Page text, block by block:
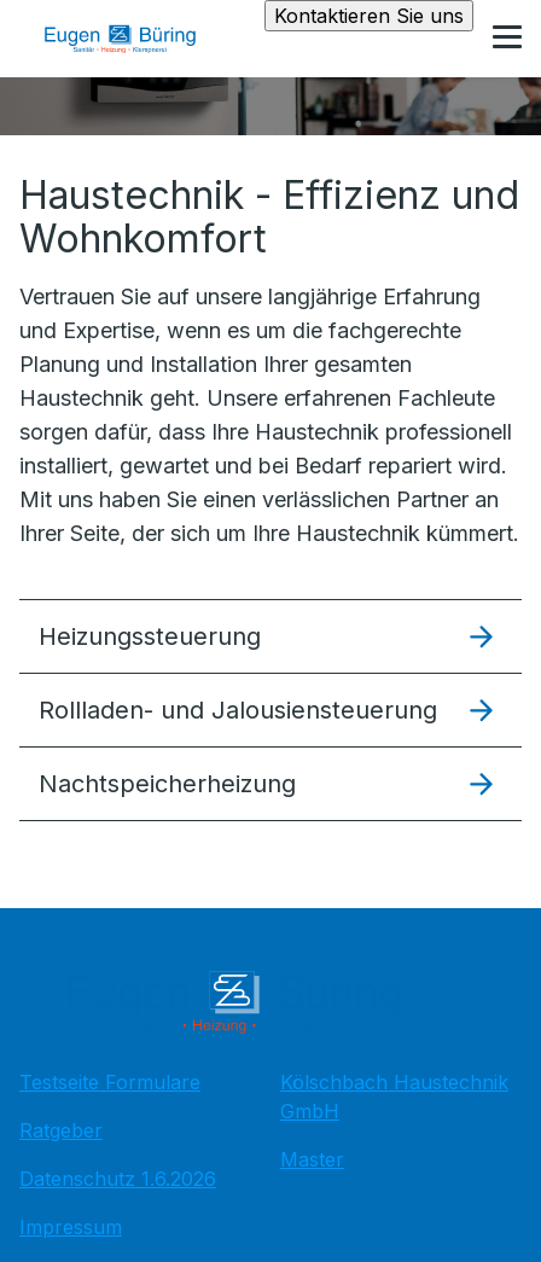
Kontaktieren Sie uns
Haustechnik - Effizienz und
Wohnkomfort
Vertrauen Sie auf unsere langjährige Erfahrung
und Expertise, wenn es um die fachgerechte
Planung und Installation Ihrer gesamten
Haustechnik geht. Unsere erfahrenen Fachleute
sorgen dafür, dass Ihre Haustechnik professionell
installiert, gewartet und bei Bedarf repariert wird.
Mit uns haben Sie einen verlässlichen Partner an
Ihrer Seite, der sich um Ihre Haustechnik kümmert.
Heizungssteuer­ung
Rollladen- und Jalousiensteuerung
Nachtspeicherheizung
Testseite Formulare
Ratgeber
Datenschutz 1.6.2026
Impressum
Kölschbach Haustechnik
GmbH
Master